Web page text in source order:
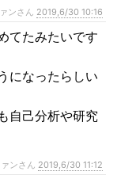
ンさん 2019,6/30 10:16
てたみたいです
になったらしい
自己分析や研究
ンさん 2019,6/30 11:12